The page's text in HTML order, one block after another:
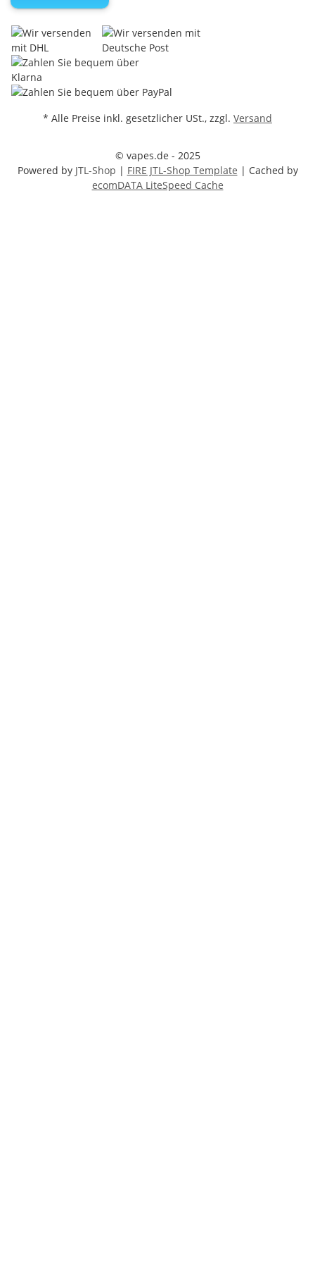
* Alle Preise inkl. gesetzlicher USt., zzgl. Versand
© vapes.de - 2025
Powered by JTL-Shop | FIRE JTL-Shop Template | Cached by
ecomDATA LiteSpeed Cache